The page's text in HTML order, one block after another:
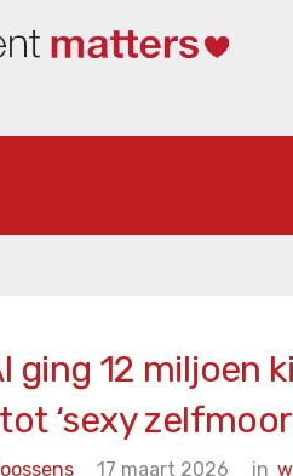
ging 12 miljoen
‘sexy
17 maart 2026 in